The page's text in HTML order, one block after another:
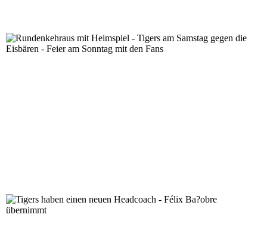
Rundenkehraus mit Heimspiel - Tigers am Samstag
Tigers haben einen neuen Headcoach - Félix Ba?obre